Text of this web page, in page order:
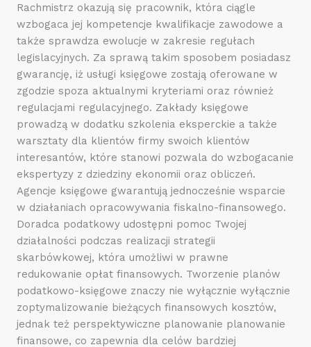
Rachmistrz okazują się pracownik, która ciągle
wzbogaca jej kompetencje kwalifikacje zawodowe a
także sprawdza ewolucje w zakresie regułach
legislacyjnych. Za sprawą takim sposobem posiadasz
gwarancję, iż usługi księgowe zostają oferowane w
zgodzie spoza aktualnymi kryteriami oraz również
regulacjami regulacyjnego. Zakłady księgowe
prowadzą w dodatku szkolenia eksperckie a także
warsztaty dla klientów firmy swoich klientów
interesantów, które stanowi pozwala do wzbogacanie
ekspertyzy z dziedziny ekonomii oraz obliczeń.
Agencje księgowe gwarantują jednocześnie wsparcie
w działaniach opracowywania fiskalno-finansowego.
Doradca podatkowy udostępni pomoc Twojej
działalności podczas realizacji strategii
skarbówkowej, która umożliwi w prawne
redukowanie opłat finansowych. Tworzenie planów
podatkowo-księgowe znaczy nie wyłącznie wyłącznie
zoptymalizowanie bieżących finansowych kosztów,
jednak też perspektywiczne planowanie planowanie
finansowe, co zapewnia dla celów bardziej